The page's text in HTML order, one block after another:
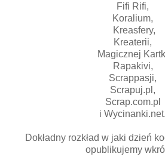
Fifi Rifi,
Koralium,
Kreasfery,
Kreaterii,
Magicznej
Rapakivi,
Scrappasji,
Scrapuj.pl,
Scrap.com.pl
i Wycinanki.net.
Dokładny rozkład w jaki dzień
opublikujemy